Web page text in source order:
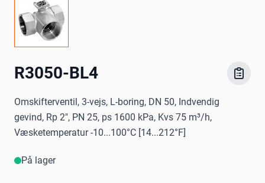
R3050-BL4
Omskifterventil, 3-vejs, L-boring, DN 50, Indvendig
gevind, Rp 2", PN 25, ps 1600 kPa, Kvs 75 m³/h,
Væsketemperatur -10...100°C [14...212°F]
På lager